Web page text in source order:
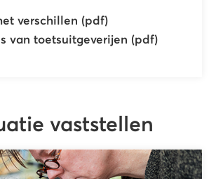
verschillen (pdf)
van toetsuitgeverijen (pdf)
vaststellen